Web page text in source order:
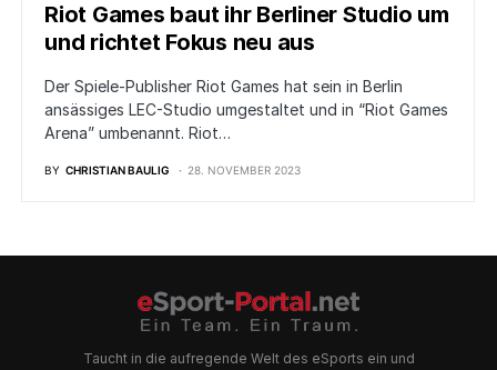
Riot Games baut ihr Berliner Studio um
und richtet Fokus neu aus
Der Spiele-Publisher Riot Games hat sein in Berlin
ansässiges LEC-Studio umgestaltet und in “Riot Games
Arena” umbenannt. Riot…
BY CHRISTIAN BAULIG 28. NOVEMBER 2023
Taucht in die aufregende Welt des eSports ein und